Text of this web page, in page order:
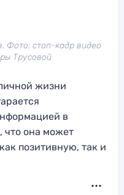
Фото: стоп-кадр видео
Трусовой
жизни
в
что она может
позитивную, так и